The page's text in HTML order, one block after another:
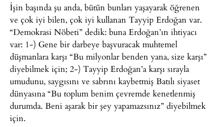
İşin başında şu anda, bütün bunları yaşayarak öğrenen
ve çok iyi bilen, çok iyi kullanan Tayyip Erdoğan var.
“Demokrasi Nöbeti” dedik: buna Erdoğan’ın ihtiyacı
var: 1-) Gene bir darbeye başvuracak muhtemel
düşmanlara karşı “Bu milyonlar benden yana, size karşı”
diyebilmek için; 2-) Tayyip Erdoğan’a karşı sırayla
umudunu, saygısını ve sabrını kaybetmiş Batılı siyaset
dünyasına “Bu toplum benim çevremde kenetlenmiş
durumda. Beni aşarak bir şey yapamazsınız” diyebilmek
için.